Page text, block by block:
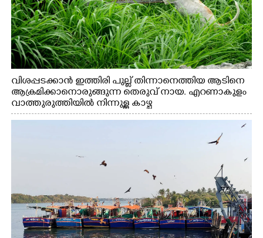
വിശപ്പടക്കാൻ ഇത്തിരി പുല്ല് തിന്നാനെത്തിയ ആടിനെ
ആക്രമിക്കാനൊരുങ്ങുന്ന തെരുവ് നായ. എറണാകുളം
വാത്തുരുത്തിയിൽ നിന്നുള്ള കാഴ്ച